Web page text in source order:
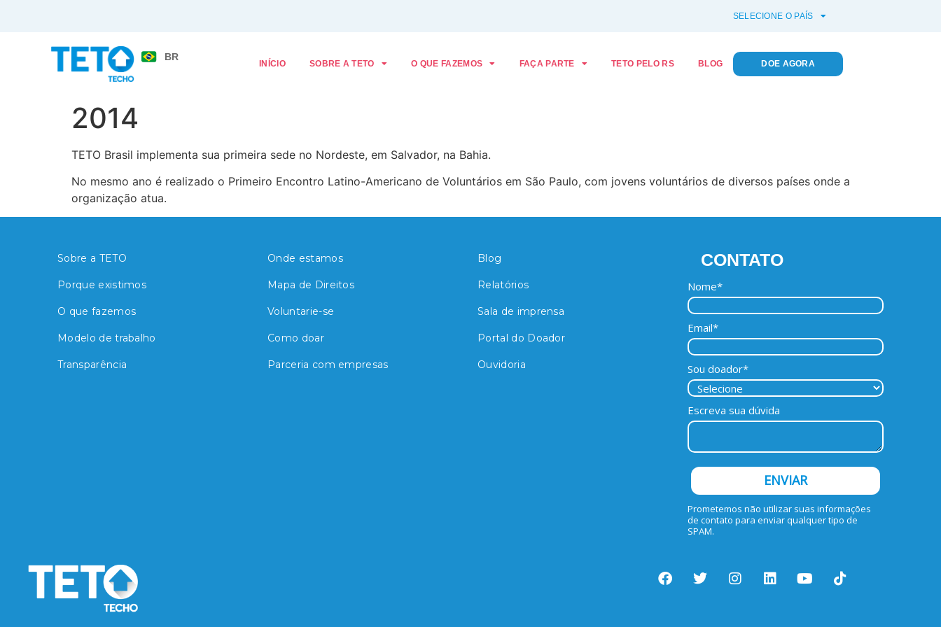
SELECIONE O PAÍS
BR
INÍCIO SOBRE A TETO O QUE FAZEMOS FAÇA PARTE TETO PELO RS BLOG DOE AGORA
2014
TETO Brasil implementa sua primeira sede no Nordeste, em Salvador, na Bahia.
No mesmo ano é realizado o Primeiro Encontro Latino-Americano de Voluntários em São Paulo, com jovens voluntários de diversos países onde a
organização atua.
Sobre a TETO
Porque existimos
O que fazemos
Modelo de trabalho
Transparência
Onde estamos
Mapa de Direitos
Voluntarie-se
Como doar
Parceria com empresas
Blog
Relatórios
Sala de imprensa
Portal do Doador
Ouvidoria
CONTATO
Nome*
Email*
Sou doador*
Escreva sua dúvida
ENVIAR
Prometemos não utilizar suas informações
de contato para enviar qualquer tipo de
SPAM.